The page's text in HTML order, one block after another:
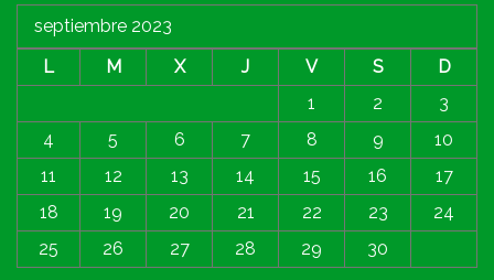
septiembre 2023
L
M X J V S
D
1
2
3
4
5 6 7 8 9
10
11
12 13 14 15 16
17
18
19 20 21 22 23
24
25
26 27 28 29 30